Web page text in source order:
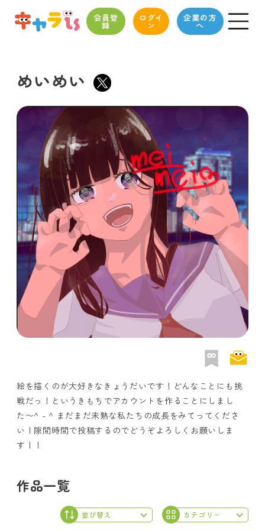
会員登
録
ログイ
ン
企業の方
へ
めいめい
絵を描くのが大好きなきょうだいです！どんなことにも挑
戦だっ！というきもちでアカウントを作ることにしまし
た〜^ - ^ まだまだ未熟な私たちの成長をみてってくださ
い！隙間時間で投稿するのでどうぞよろしくお願いしま
す！！
作品一覧